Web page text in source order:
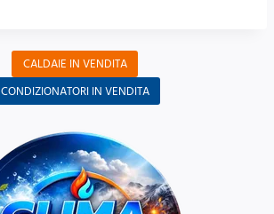
CALDAIE IN VENDITA
CONDIZIONATORI IN VENDITA